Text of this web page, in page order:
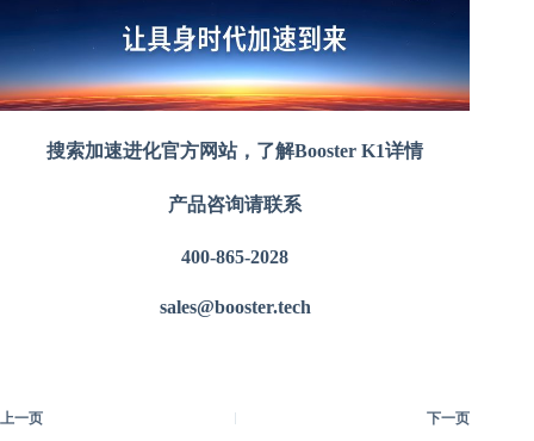
搜索加速进化官方网站，了解Booster K1详情
产品咨询请联系
400-865-2028
sales@booster.tech
上一页 下一页